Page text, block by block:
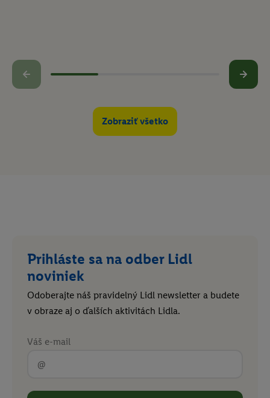
Zobraziť všetko
Prihláste sa na odber Lidl
noviniek
Odoberajte náš pravidelný Lidl newsletter a budete
v obraze aj o ďalších aktivitách Lidla.
Váš e-mail
nájsť ďalšie informácie o podmienkach spracúvania
osobných údajov.
používanie potrebných technológií. Kliknutím na
" vyjadríte súhlas so spracúvaním na všetky